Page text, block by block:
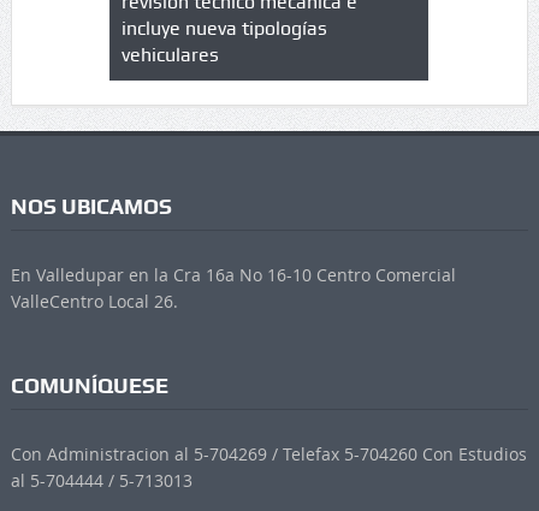
incluye nueva tipologías
vehiculares
NOS UBICAMOS
En Valledupar en la Cra 16a No 16-10 Centro Comercial
ValleCentro Local 26.
COMUNÍQUESE
Con Administracion al 5-704269 / Telefax 5-704260 Con Estudios
al 5-704444 / 5-713013